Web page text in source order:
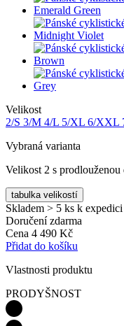
Velikost
2/S 3/M 4/L 5/XL 6/XXL
Vybraná varianta
Velikost 2 s
tabulka velikostí
Skladem > 5 ks k
Doručení zdarma
Cena 4 490 Kč
Přidat do košíku
Vlastnosti produktu
PRODYŠNOST